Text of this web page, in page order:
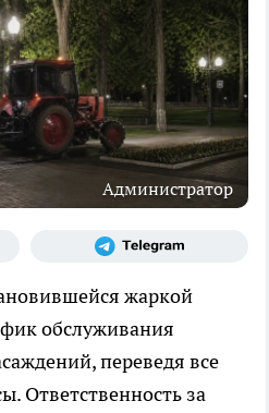
Администратор
жаркой
обслуживания
переведя все
Ответственность за